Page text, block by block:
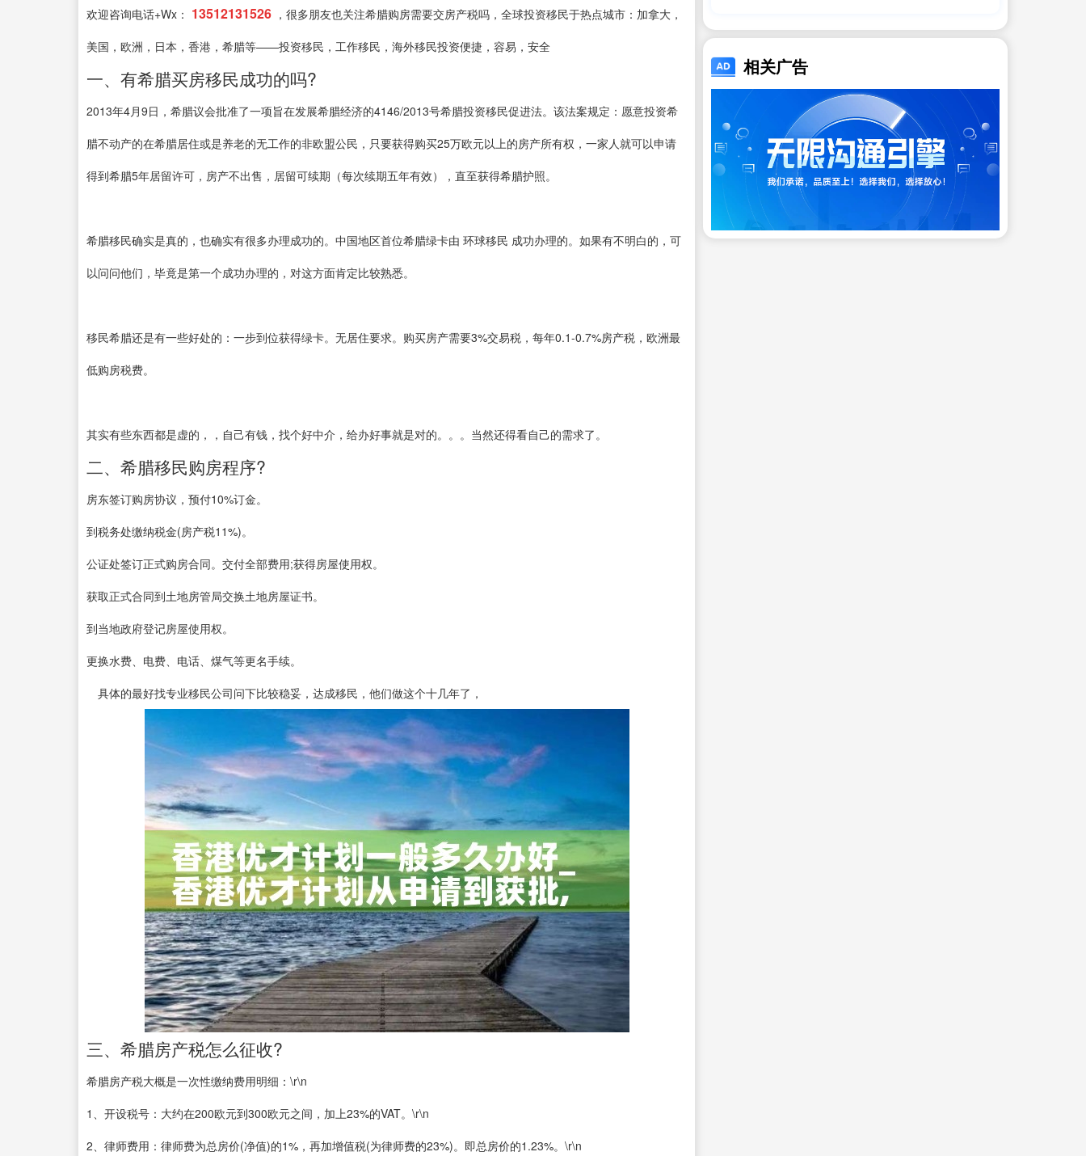
欢迎咨询电话+Wx： 13512131526 ，很多朋友也关注希腊购房需要交房产税吗，全球投资移民于热点城市：加拿大，
美国，欧洲，日本，香港，希腊等——投资移民，工作移民，海外移民投资便捷，容易，安全
一、有希腊买房移民成功的吗?
2013年4月9日，希腊议会批准了一项旨在发展希腊经济的4146/2013号希腊投资移民促进法。该法案规定：愿意投资希
腊不动产的在希腊居住或是养老的无工作的非欧盟公民，只要获得购买25万欧元以上的房产所有权，一家人就可以申请
得到希腊5年居留许可，房产不出售，居留可续期（每次续期五年有效），直至获得希腊护照。
希腊移民确实是真的，也确实有很多办理成功的。中国地区首位希腊绿卡由 环球移民 成功办理的。如果有不明白的，可
以问问他们，毕竟是第一个成功办理的，对这方面肯定比较熟悉。
移民希腊还是有一些好处的：一步到位获得绿卡。无居住要求。购买房产需要3%交易税，每年0.1-0.7%房产税，欧洲最
低购房税费。
其实有些东西都是虚的，，自己有钱，找个好中介，给办好事就是对的。。。当然还得看自己的需求了。
二、希腊移民购房程序?
房东签订购房协议，预付10%订金。
到税务处缴纳税金(房产税11%)。
公证处签订正式购房合同。交付全部费用;获得房屋使用权。
获取正式合同到土地房管局交换土地房屋证书。
到当地政府登记房屋使用权。
更换水费、电费、电话、煤气等更名手续。
具体的最好找专业移民公司问下比较稳妥，达成移民，他们做这个十几年了，
三、希腊房产税怎么征收?
希腊房产税大概是一次性缴纳费用明细：\r\n
1、开设税号：大约在200欧元到300欧元之间，加上23%的VAT。\r\n
2、律师费用：律师费为总房价(净值)的1%，再加增值税(为律师费的23%)。即总房价的1.23%。\r\n
相关广告